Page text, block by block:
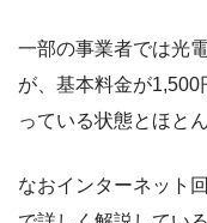
一部の事業者では光
が、基本料金が
っている状態とほと
なおインターネット